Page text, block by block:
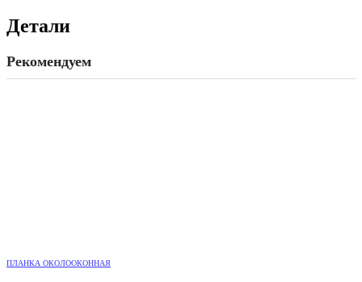
Детали
Рекомендуем
ПЛАНКА ОКОЛООКОННАЯ